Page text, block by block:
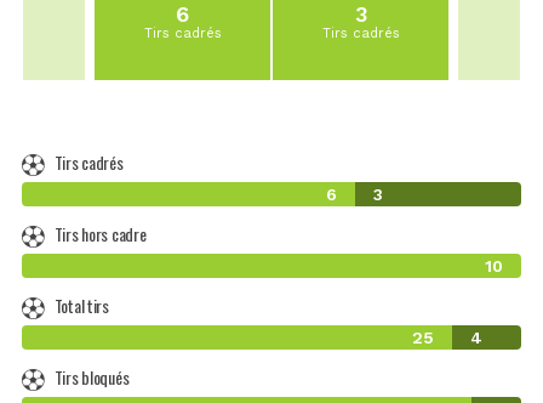
6
Tirs cadrés
3
Tirs cadrés
Tirs cadrés
6 3
Tirs hors cadre
10
Total tirs
25 4
Tirs bloqués